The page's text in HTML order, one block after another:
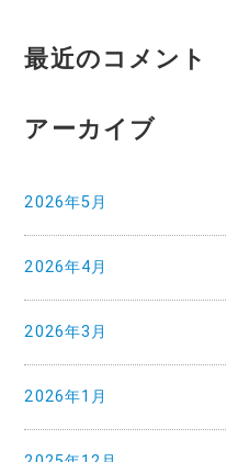
最近のコメント
アーカイブ
2026年5月
2026年4月
2026年3月
2026年1月